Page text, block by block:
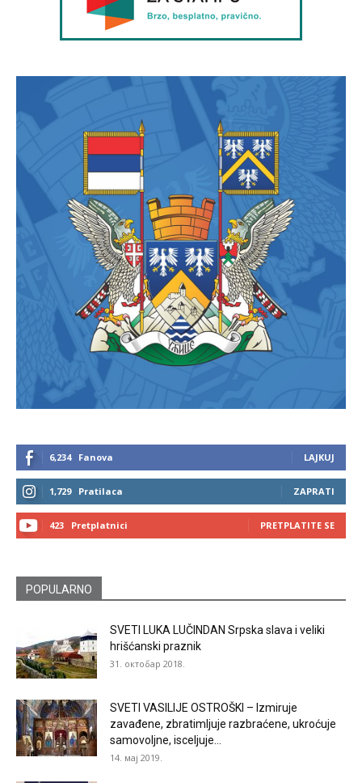
6,234 Fanova LAJKUJ
1,729 Pratilaca ZAPRATI
423 Pretplatnici PRETPLATITE SE
POPULARNO
SVETI LUKA LUČINDAN Srpska slava i veliki
hrišćanski praznik
31. октобар 2018.
SVETI VASILIJE OSTROŠKI – Izmiruje
zavađene, zbratimljuje razbraćene, ukroćuje
samovoljne, isceljuje...
14. мај 2019.